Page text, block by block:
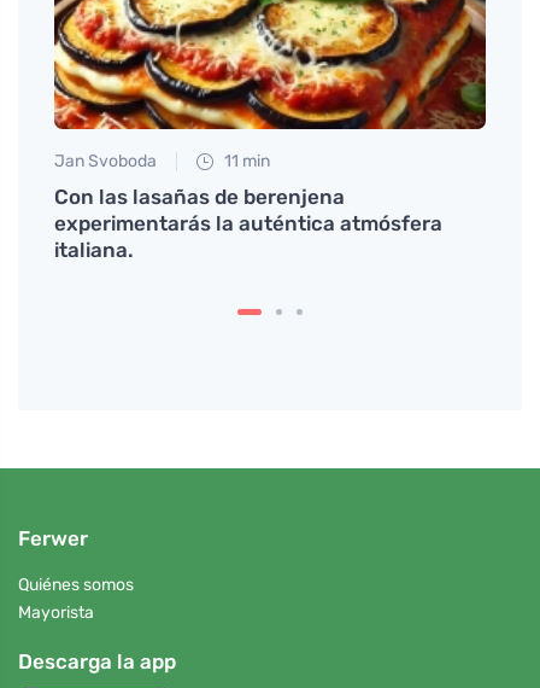
Jan Svoboda 11 min
Con las lasañas de berenjena
experimentarás la auténtica atmósfera
italiana.
Ferwer
Quiénes somos
Mayorista
Descarga la app